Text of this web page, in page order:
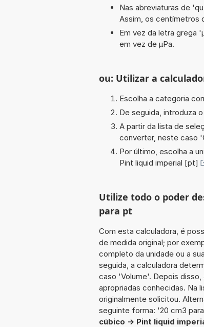
Nas abreviaturas de
Assim, os centímetros
Em vez da letra grega
em vez de µPa.
ou: Utilizar a
Escolha a categoria
De seguida, introduza
A partir da lista de
converter, neste caso '
Por último, escolha a
Pint liquid imperial [pt]
Utilize todo o poder
para pt
Com esta calculadora, é
de medida original; por
completo da unidade ou a
seguida, a calculadora
caso 'Volume'. Depois
apropriadas conhecidas. Na
originalmente solicitou.
seguinte forma: '20 cm3
cúbico -> Pint liquid